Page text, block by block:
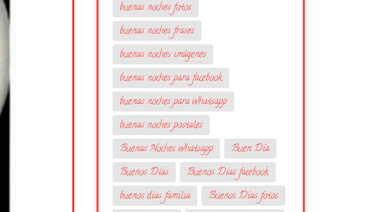
buenas noches fotos
buenas noches frases
buenas noches imágenes
buenas noches para facebook
buenas noches para whatsapp
buenas noches postales
Buenas Noches whatsapp
Buen Día
Buenos Días
Buenos Días facebook
buenos días familia
Buenos Días fotos